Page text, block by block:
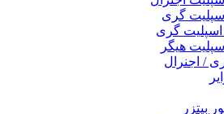
گری
گری
هیگر
/ اجنرال
بیتزر